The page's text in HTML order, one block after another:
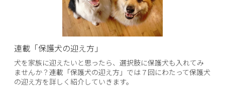
連載「保護犬の迎え方」
犬を家族に迎えたいと思ったら、選択肢に保護犬も入れてみ
ませんか？連載「保護犬の迎え方」では７回にわたって保護犬
の迎え方を詳しく紹介していきます。